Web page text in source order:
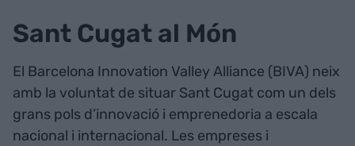
Sant Cugat al Món
El Barcelona Innovation Valley Alliance (BIVA) neix
amb la voluntat de situar Sant Cugat com un dels
grans pols d’innovació i emprenedoria a escala
nacional i internacional. Les empreses i